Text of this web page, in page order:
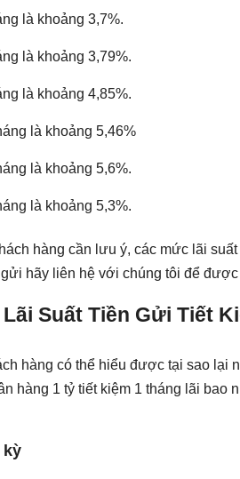
là khoảng 3,7%.
là khoảng 3,79%.
là khoảng 4,85%.
là khoảng 5,46%
là khoảng 5,6%.
là khoảng 5,3%.
hàng cần lưu ý, các mức lãi
hãy liên hệ với chúng tôi để
Suất Tiền Gửi Tiết
hàng có thể hiểu được tại sao lại
hàng 1 tỷ tiết kiệm 1 tháng lãi bao
kỳ